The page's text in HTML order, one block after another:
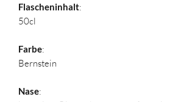
Flascheninhalt:
50cl
Farbe:
Bernstein
Nase: